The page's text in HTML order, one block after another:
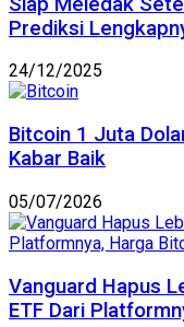
Prediksi
24/12/2025
Bitcoin 1 Juta
Kabar Baik
05/07/2026
Vanguard Hapus
ETF Dari